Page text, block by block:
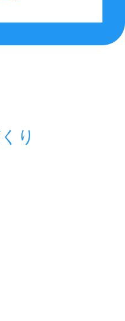
り